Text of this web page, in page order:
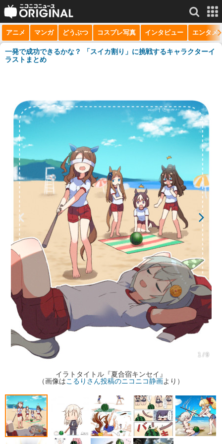
サービス一覧 もっと見る
niconico
ニュース
ニコニコQ
アニメ マンガ どうぶつ コスプレ写真 インタビュー エンタメ
一発で成功できるかな？ 「スイカ割り」に挑戦するキャラクターイ
ラストまとめ
1 / 9
イラトタイトル『夏合宿キンセイ』
（画像はこるりさん投稿のニコニコ静画より）